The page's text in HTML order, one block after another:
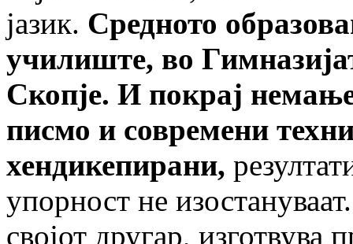
јазик. Средното
училиште, во
Скопје. И покрај
писмо и современи
хендикепирани,
упорност не
својот другар, изготвува